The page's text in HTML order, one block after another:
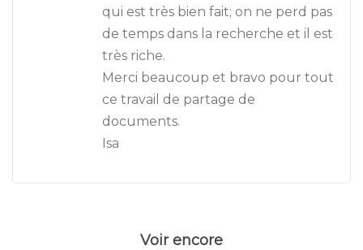
qui est très bien fait; on ne perd pas
de temps dans la recherche et il est
très riche.
Merci beaucoup et bravo pour tout
ce travail de partage de
documents.
Isa
Voir encore